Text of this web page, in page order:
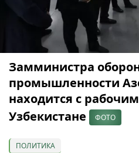
Замминистра
промышленности
находится с
Узбекистане
ФОТО
ПОЛИТИКА